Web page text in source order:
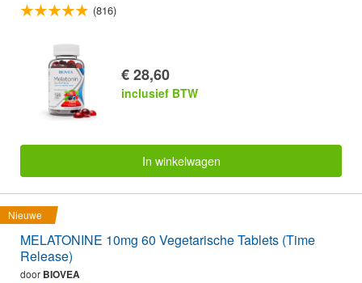
(816)
€ 28,60
inclusief BTW
In winkelwagen
Nieuwe
MELATONINE 10mg 60 Vegetarische Tablets (Time
Release)
door BIOVEA